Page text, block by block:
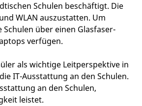
Schulen beschäftigt. Die
WLAN auszustatten. Um
über einen Glasfaser-
verfügen.
als wichtige Leitperspektive in
IT-Ausstattung an den Schulen.
an den Schulen,
leistet.